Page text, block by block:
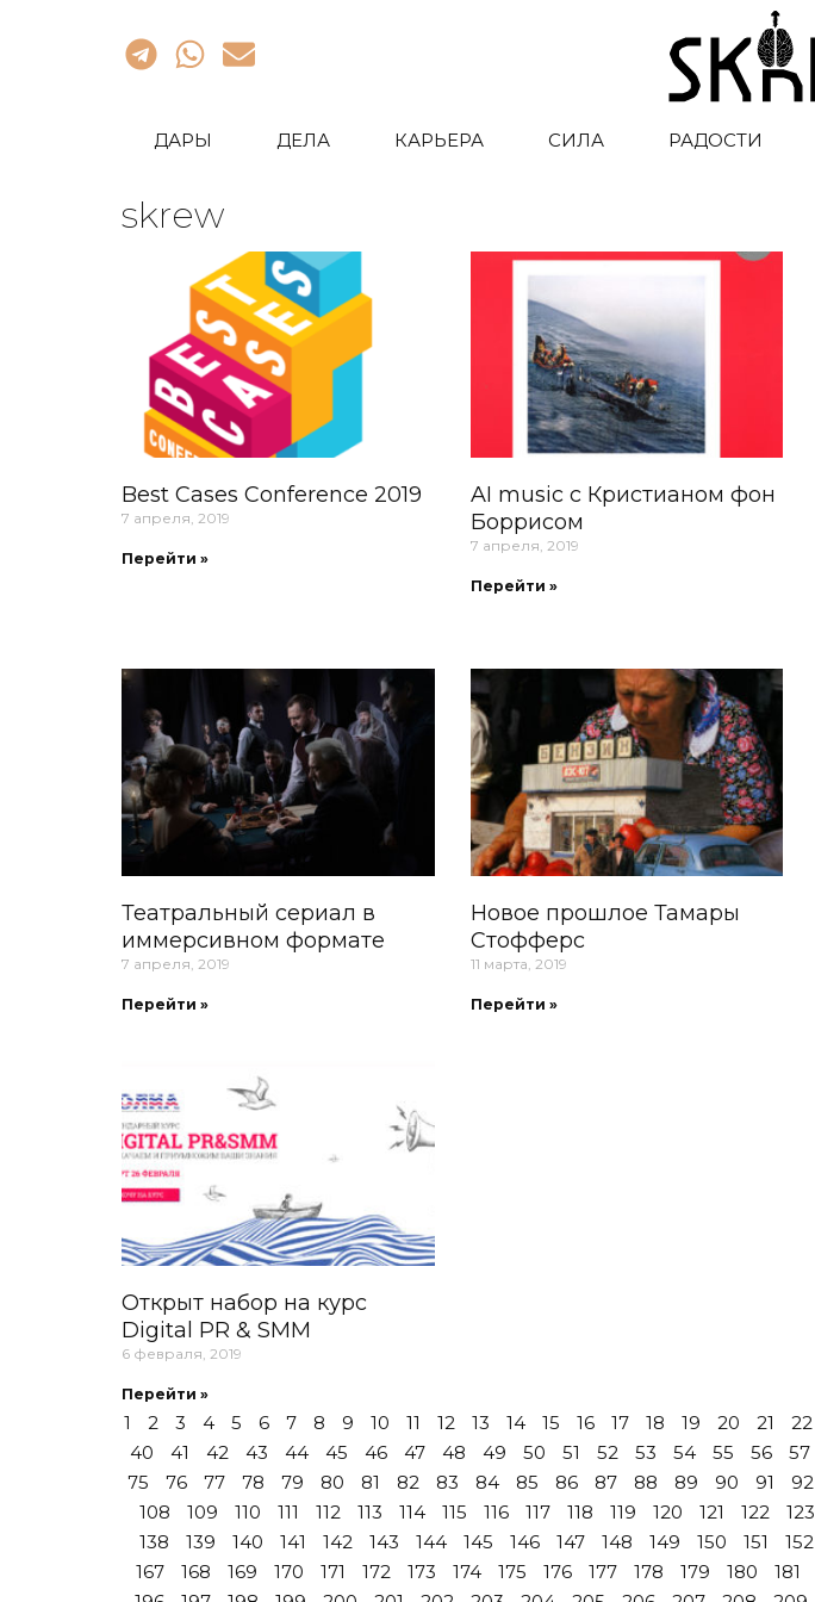
ДАРЫ ДЕЛА КАРЬЕРА СИЛА РАДОСТИ
skrew
Best Cases Conference 2019
7 апреля, 2019
Перейти »
AI music с Кристианом фон
Боррисом
7 апреля, 2019
Перейти »
Театральный сериал в
иммерсивном формате
7 апреля, 2019
Перейти »
Новое прошлое Тамары
Стофферс
11 марта, 2019
Перейти »
Открыт набор на курс
Digital PR & SMM
6 февраля, 2019
Перейти »
1 2 3 4 5 6 7 8 9 10 11 12 13 14 15 16 17 18 19 20 21 22
40
41 42 43 44 45 46 47 48 49 50 51 52 53 54 55 56 57
75
76 77 78 79 80 81 82 83 84 85 86 87 88 89 90 91 92
108
109 110 111 112 113 114 115 116 117 118 119 120 121 122 123
138
139 140 141 142 143 144 145 146 147 148 149 150 151 152
167
168 169 170 171 172 173 174 175 176 177 178 179 180 181